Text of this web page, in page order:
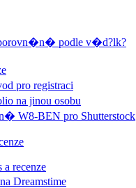
podle v�d?lk?
pro registraci
na jinou osobu
W8-BEN pro Shutterstock
a recenze
Dreamstime